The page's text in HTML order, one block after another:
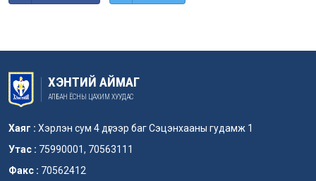
ХЭНТИЙ АЙМАГ
АЛБАН ЁСНЫ ЦАХИМ ХУУДАС
Хаяг : Хэрлэн сум 4 дүгээр баг Сэцэнхааны гудамж 1
Утас : 75990001, 70563111
Факс : 70562412